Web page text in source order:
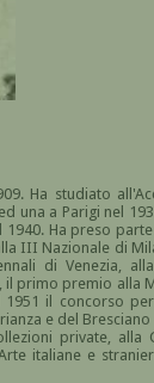
Ha studiato
una a Parigi nel
Ha preso
III Nazionale di
di Venezia,
il primo premio alla
1951 il concorso
e del
private, alla
italiane e